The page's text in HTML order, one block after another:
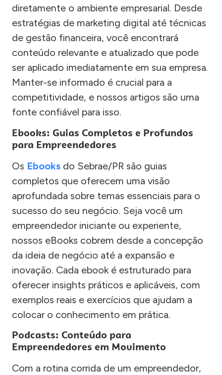
diretamente o ambiente empresarial. Desde
estratégias de marketing digital até técnicas
de gestão financeira, você encontrará
conteúdo relevante e atualizado que pode
ser aplicado imediatamente em sua empresa.
Manter-se informado é crucial para a
competitividade, e nossos artigos são uma
fonte confiável para isso.
Ebooks: Guias Completos e Profundos
para Empreendedores
Os Ebooks do Sebrae/PR são guias
completos que oferecem uma visão
aprofundada sobre temas essenciais para o
sucesso do seu negócio. Seja você um
empreendedor iniciante ou experiente,
nossos eBooks cobrem desde a concepção
da ideia de negócio até a expansão e
inovação. Cada ebook é estruturado para
oferecer insights práticos e aplicáveis, com
exemplos reais e exercícios que ajudam a
colocar o conhecimento em prática.
Podcasts: Conteúdo para
Empreendedores em Movimento
Com a rotina corrida de um empreendedor,